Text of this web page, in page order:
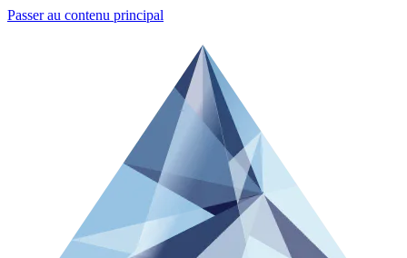
Passer au contenu principal